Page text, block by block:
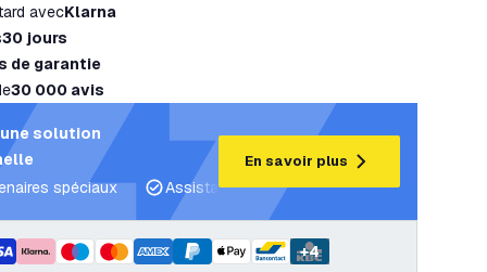
avecKlarna
30 jours
de garantie
30 000 avis
solution
spéciaux
Assistance projet et plans d’éclairage
En savoir plus
+4